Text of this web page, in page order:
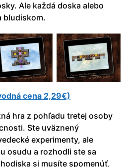
Ale každá doska alebo
bludiskom.
cena 2,29€)
hra z pohľadu tretej osoby
Ste uväznený
experimenty, ale
osudu a rozhodli ste sa
si musíte spomenúť,